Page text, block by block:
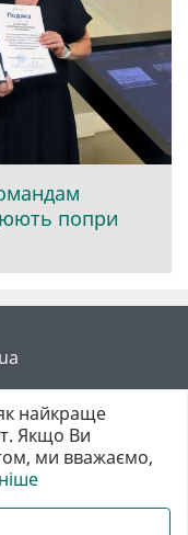
попри
використанні
у першому абзаці.
найкраще
Якщо Ви
ми вважаємо,